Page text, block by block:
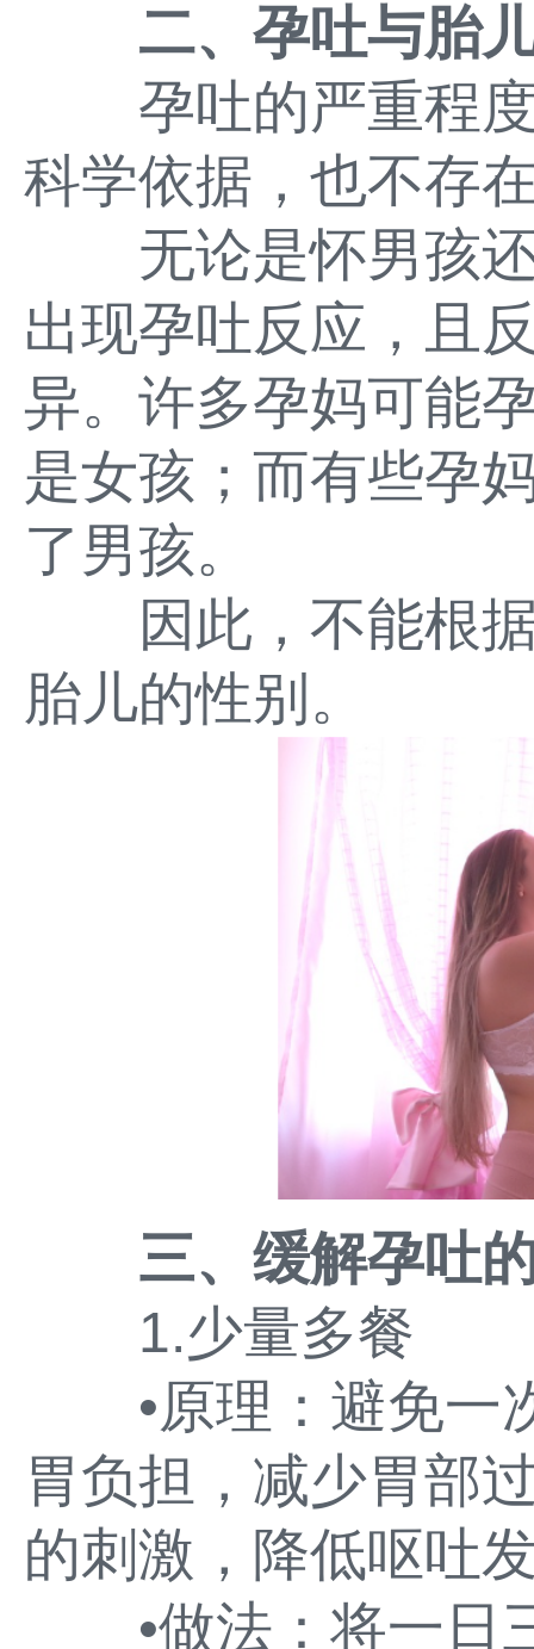
二、孕吐与胎
孕吐的严重程度
科学依据，也不存
无论是怀男孩还
出现孕吐反应，且
异。许多孕妈可能
是女孩；而有些孕
了男孩。
因此，不能根据
胎儿的性别。
三、缓解孕吐
1.少量多餐
•原理：避免一
胃负担，减少胃部
的刺激，降低呕吐
•做法：将一日